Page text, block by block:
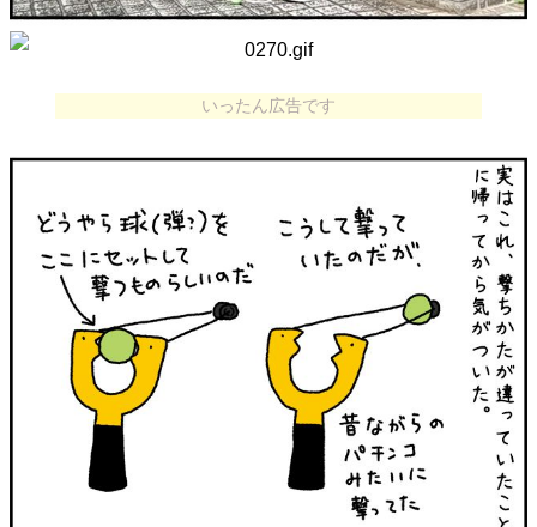
いったん広告です